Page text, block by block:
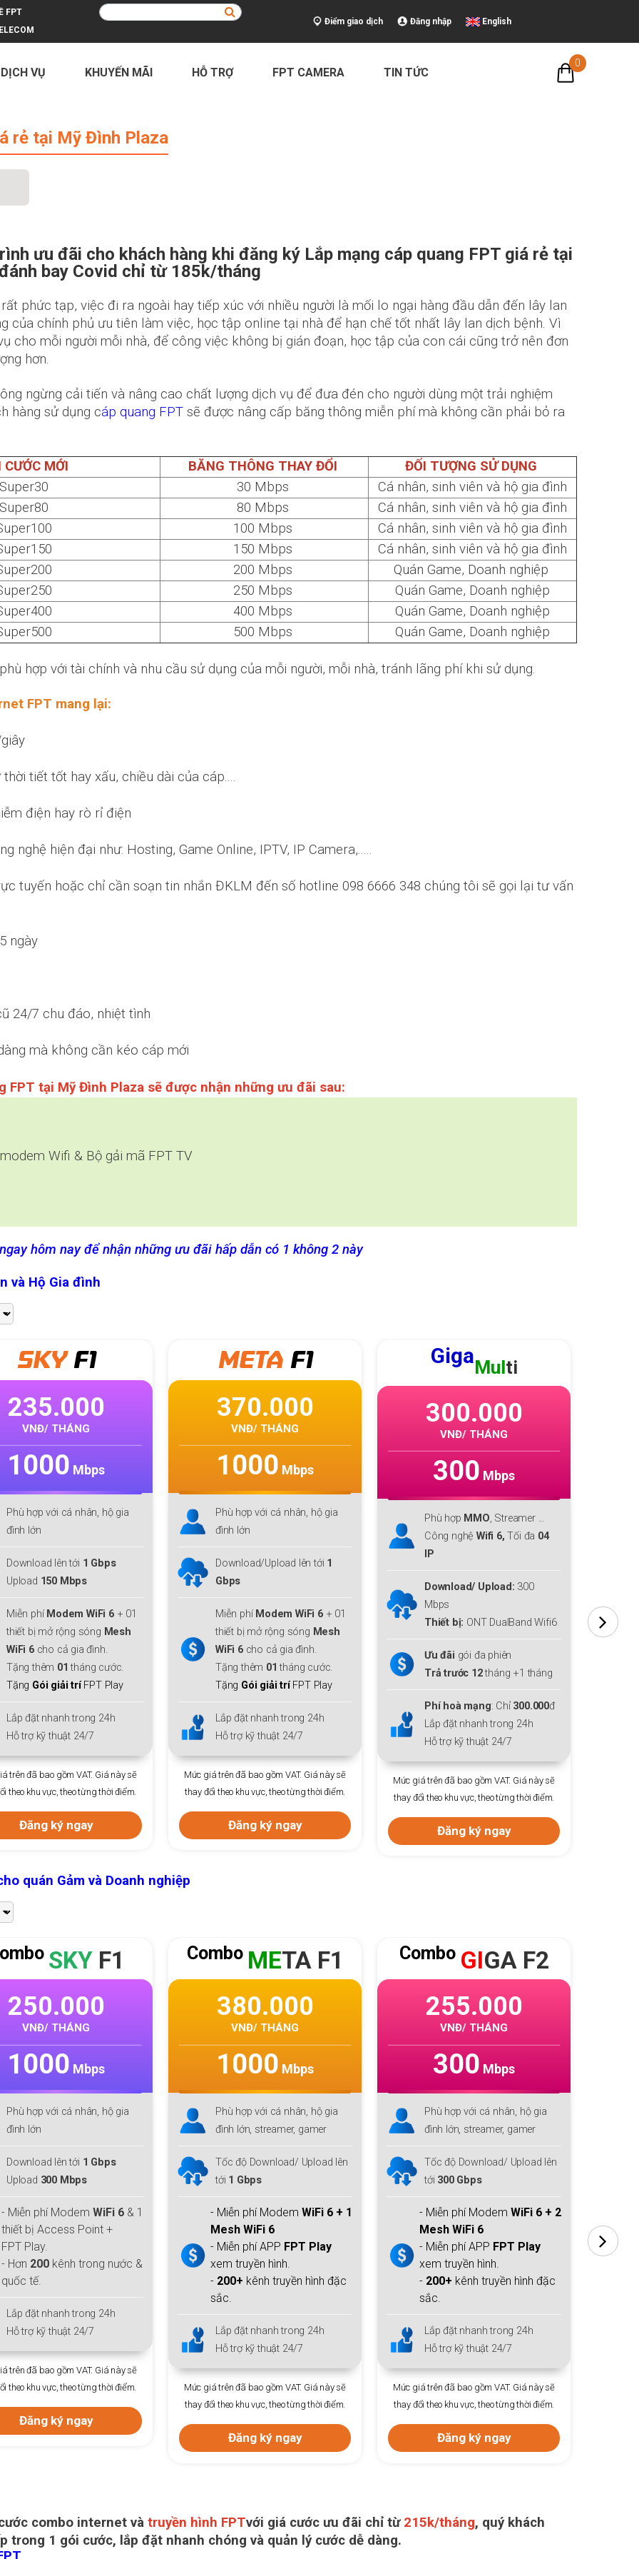
FPT
Điểm giao dịch Đăng nhập English
VỤ KHUYẾN MÃI HỖ TRỢ FPT CAMERA TIN TỨC
0
rẻ tại Mỹ Đình Plaza
ưu đãi cho khách hàng khi đăng ký Lắp mạng cáp quang FPT giá rẻ tại
bay Covid chỉ từ 185k/tháng
phức tạp, việc đi ra ngoài hay tiếp xúc với nhiều người là mối lo ngại hàng đầu dẫn đến lây lan
của chính phủ ưu tiên làm việc, học tập online tại nhà để hạn chế tốt nhất lây lan dịch bệnh. Vì
cho mỗi người mỗi nhà, để công việc không bị gián đoạn, học tập của con cái cũng trở nên đơn
hơn.
ngừng cải tiến và nâng cao chất lượng dịch vụ để đưa đén cho người dùng một trải nghiệm
hàng sử dụng cáp quang FPT sẽ được nâng cấp băng thông miễn phí mà không cần phải bỏ ra
CƯỚC MỚI BĂNG THÔNG THAY ĐỔI
ĐỐI TƯỢNG SỬ DỤNG
Super30 30 Mbps
Cá nhân, sinh viên và hộ gia đình
Super80 80 Mbps
Cá nhân, sinh viên và hộ gia đình
100 Mbps
Cá nhân, sinh viên và hộ gia đình
150 Mbps
Cá nhân, sinh viên và hộ gia đình
200 Mbps
Quán Game, Doanh nghiệp
250 Mbps
Quán Game, Doanh nghiệp
400 Mbps
Quán Game, Doanh nghiệp
500 Mbps Quán Game, Doanh nghiệp
hợp với tài chính và nhu cầu sử dụng của mỗi người, mỗi nhà, tránh lãng phí khi sử dụng.
FPT mang lại:
tiết tốt hay xấu, chiều dài của cáp....
điện hay rò rỉ điện
nghệ hiện đại như: Hosting, Game Online, IPTV, IP Camera,.....
tuyến hoặc chỉ cần soạn tin nhắn ĐKLM đến số hotline 098 6666 348 chúng tôi sẽ gọi lại tư vấn
ngày
24/7 chu đáo, nhiệt tình
mà không cần kéo cáp mới
FPT tại Mỹ Đình Plaza sẽ được nhận những ưu đãi sau:
Wifi & Bộ gải mã FPT TV
hôm nay để nhận những ưu đãi hấp dẫn có 1 không 2 này
và Hộ Gia đình
+ 01
sẽ
370.000
1000
Phù hợp với cá nhân, hộ gia
Download/Upload lên tới
Miễn phí
+ 01
thiết bị mở rộng sóng
Mesh
WiFi 6
cho cả gia đình.
Tặng thêm
TặngGói giải trí
Lắp đặt nhanh trong 24h
Mức giá trên đã bao gồm VAT. Giá này sẽ
thay đổi theo khu vực, theo từng thời điểm.
Đăng ký ngay
Giga
300.000
300
Phù hợp
Tối đa
04
300
ONT DualBand Wifi6
Ưu đãi
Trả trước 12
tháng +1 tháng
300.000đ
Lắp đặt nhanh trong 24h
Mức giá trên đã bao gồm VAT. Giá này sẽ
thay đổi theo khu vực, theo từng thời điểm.
Đăng ký ngay
220.000
đình lớn
Upload
Modem WiFi 6
thiết bị mở rộng sóngMesh
Tặng thêm
Lắp đặt nhanh trong 24h
Mức giá trên đã bao gồm VAT. Giá này
thay đổi theo khu vực, theo từng thời
Đăng ký ngay
quán Gảm và Doanh nghiệp
SKYF1
250.000
VNĐ/ THÁNG
1000 Mbps
Phù hợp với cá nhân, hộ gia
đình lớn
Download lên tới 1 Gbps
Upload 300 Mbps
- Miễn phí Modem WiFi 6 & 1
thiết bị Access Point +
FPT Play.
- Hơn 200 kênh trong nước &
quốc tế.
Lắp đặt nhanh trong 24h
Hỗ trợ kỹ thuật 24/7
trên đã bao gồm VAT. Giá này sẽ
theo khu vực, theo từng thời điểm.
Đăng ký ngay
Combo META F1
380.000
VNĐ/ THÁNG
1000 Mbps
Phù hợp với cá nhân, hộ gia
đình lớn, streamer, gamer
Tốc độ Download/ Upload lên
tới 1 Gbps
- Miễn phí Modem WiFi 6 + 1
Mesh WiFi 6
- Miễn phí APP FPT Play
xem truyền hình.
- 200+ kênh truyền hình đặc
sắc.
Lắp đặt nhanh trong 24h
Hỗ trợ kỹ thuật 24/7
Mức giá trên đã bao gồm VAT. Giá này sẽ
thay đổi theo khu vực, theo từng thời điểm.
Đăng ký ngay
Combo GIGA F2
255.000
VNĐ/ THÁNG
300 Mbps
Phù hợp với cá nhân, hộ gia
đình lớn, streamer, gamer
Tốc độ Download/ Upload lên
tới 300 Gbps
- Miễn phí Modem WiFi 6 + 2
Mesh WiFi 6
- Miễn phí APP FPT Play
xem truyền hình.
- 200+ kênh truyền hình đặc
sắc.
Lắp đặt nhanh trong 24h
Hỗ trợ kỹ thuật 24/7
Mức giá trên đã bao gồm VAT. Giá này sẽ
thay đổi theo khu vực, theo từng thời điểm.
Đăng ký ngay
combo internet và truyền hình FPTvới giá cước ưu đãi chỉ từ 215k/tháng, quý khách
trong 1 gói cước, lắp đặt nhanh chóng và quản lý cước dễ dàng.